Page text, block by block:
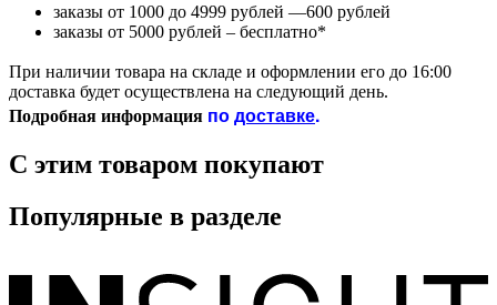
заказы от 1000 до 4999 рублей —600 рублей
заказы от 5000 рублей – бесплатно*
При наличии товара на складе и оформлении его до 16:00
доставка будет осуществлена на следующий день.
Подробная информация подоставке.
С этим товаром покупают
Популярные в разделе